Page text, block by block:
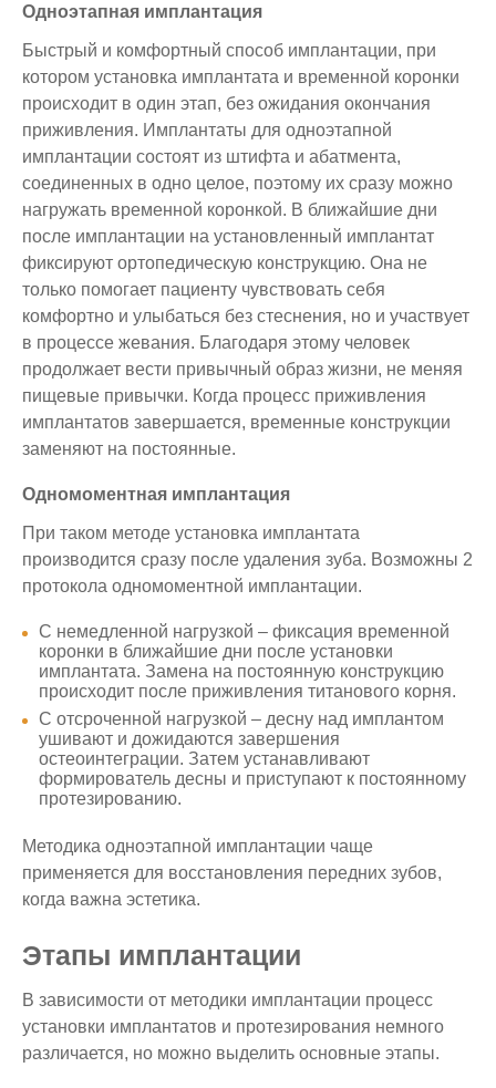
Одноэтапная имплантация
Быстрый и комфортный способ имплантации, при
котором установка имплантата и временной коронки
происходит в один этап, без ожидания окончания
приживления. Имплантаты для одноэтапной
имплантации состоят из штифта и абатмента,
соединенных в одно целое, поэтому их сразу можно
нагружать временной коронкой. В ближайшие дни
после имплантации на установленный имплантат
фиксируют ортопедическую конструкцию. Она не
только помогает пациенту чувствовать себя
комфортно и улыбаться без стеснения, но и участвует
в процессе жевания. Благодаря этому человек
продолжает вести привычный образ жизни, не меняя
пищевые привычки. Когда процесс приживления
имплантатов завершается, временные конструкции
заменяют на постоянные.
Одномоментная имплантация
При таком методе установка имплантата
производится сразу после удаления зуба. Возможны 2
протокола одномоментной имплантации.
С немедленной нагрузкой – фиксация временной
коронки в ближайшие дни после установки
имплантата. Замена на постоянную конструкцию
происходит после приживления титанового корня.
С отсроченной нагрузкой – десну над имплантом
ушивают и дожидаются завершения
остеоинтеграции. Затем устанавливают
формирователь десны и приступают к постоянному
протезированию.
Методика одноэтапной имплантации чаще
применяется для восстановления передних зубов,
когда важна эстетика.
Этапы имплантации
В зависимости от методики имплантации процесс
установки имплантатов и протезирования немного
различается, но можно выделить основные этапы.